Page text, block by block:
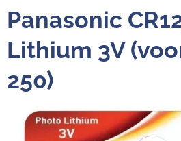
Panasonic
Lithium 3V
250)